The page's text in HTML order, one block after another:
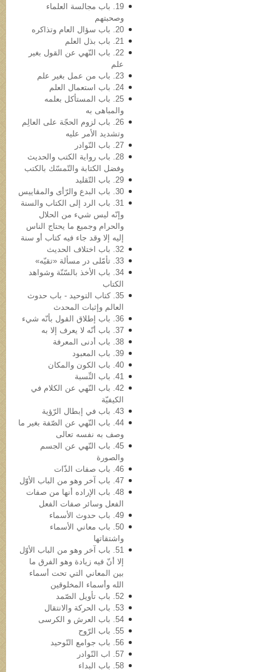
19. باب مجالسة العلماء
وصحبتهم
20. باب سؤال العام وتذاکره
21. باب بذل العلم
22. باب النّهي عن القول بغیر
علم
23. باب من عمل بغیر علم
24. باب استعمال العلم
25. باب المستأکل بعلمه
والمباهی به
26. باب لزوم الحجّة علی العالِم
وتشدید الأمر علیه
27. باب النّوادر
28. باب روایة الکتب والحدیث
وفضل الکتابة والتّمسّك بالكتب
29. باب التّقلید
30. باب البدع والرّأی والمقاییس
31. باب الرد إلی الکتاب والسنة
وإنّه لیس شيء من الحلال
والحرام وجمیع ما یحتاج الناس
إلیه إلا وقد جاء فیه کتاب أو سنة
32. باب اختلاف الحدیث
33. تأمّلی در مسألة «تقیّه»
34. باب الأخذ بالسّنّة وشواهد
الکتاب
35. کتاب التوحید - باب حدوث
العالم وإثبات المحدث
36. باب إطلاق القول بأنّه شيء
37. باب أنّه لا یعرف إلا به
38. باب أدنی المعرفة
39. باب المعبود
40. باب الکون والمکان
41. باب النِّسبة
42. باب النّهي عن الکلام في
الکیفیّة
43. باب في‌ إبطال الرّؤیة
44. باب النّهي عن الصّفة بغیر ما
وصف به نفسه تعالی
45. باب النّهي عن الجسم
والصورة
46. باب صفات الذّات
47. باب آخر وهو من الباب الأوّل
48. باب الإراده أنها من صفات
الفعل وسائر صفات الفعل
49. باب حدوث الأسماء
50. باب معاني الأسماء
واشتقاتها
51. باب آخر وهو من الباب الأوّل
إلا أنّ فیه زیادة وهو الفرق ما
بین المعاني التي تحت أسماء
الله وأسماء المخلوقین
52. باب تأویل الصّمد
53. باب الحرکة والانتقال
54. باب العرش و الکرسی
55. باب الرّوح
56. باب جوامع التّوحید
57. اب النّوادر
58. باب البداء